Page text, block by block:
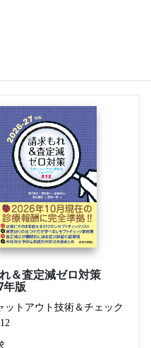
＆査定減ゼロ対策
年版
ットアウト技術＆チェック